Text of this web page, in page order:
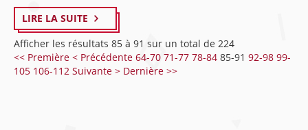
LIRE LA SUITE
Afficher les résultats 85 à 91 sur un total de 224
<< Première < Précédente 64-70 71-77 78-84 85-91 92-98 99-
105 106-112 Suivante > Dernière >>